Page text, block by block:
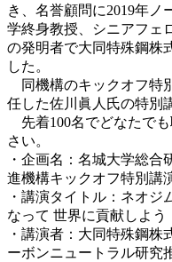
き、名誉顧問に2019年ノ
学終身教授、シニアフェ
の発明者で大同特殊鋼株
した。
同機構のキックオフ特
任した佐川眞人氏の特別
先着100名でどなたで
さい。
・企画名：名城大学総
進機構キックオフ特別講
・講演タイトル：ネオ
なって 世界に貢献しよう
・講演者：大同特殊鋼
ーボンニュートラル研